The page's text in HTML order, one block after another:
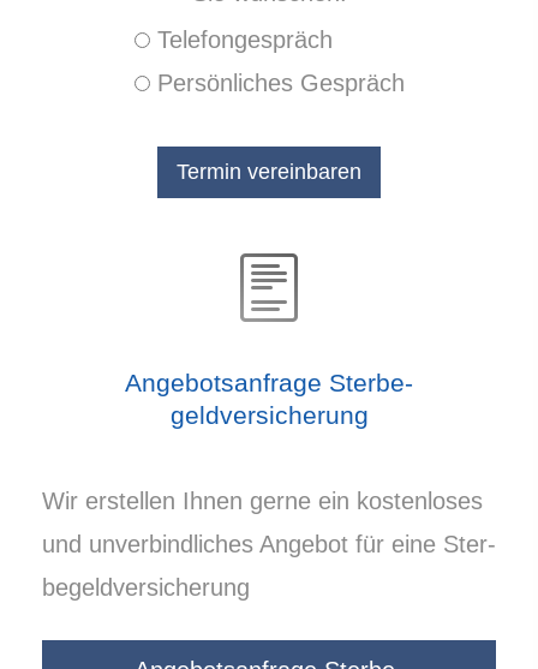
Tele­fon­ge­spräch
Persönliches Gespräch
Angebotsanfrage Ster­be­
geldversicherung
Wir erstellen Ihnen gerne ein kostenloses
und unverbindliches Angebot für eine Ster­
be­geldversicherung